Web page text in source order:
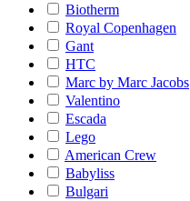
Biotherm
Royal Copenhagen
Gant
HTC
Marc by Marc Jacobs
Valentino
Escada
Lego
American Crew
Babyliss
Bulgari